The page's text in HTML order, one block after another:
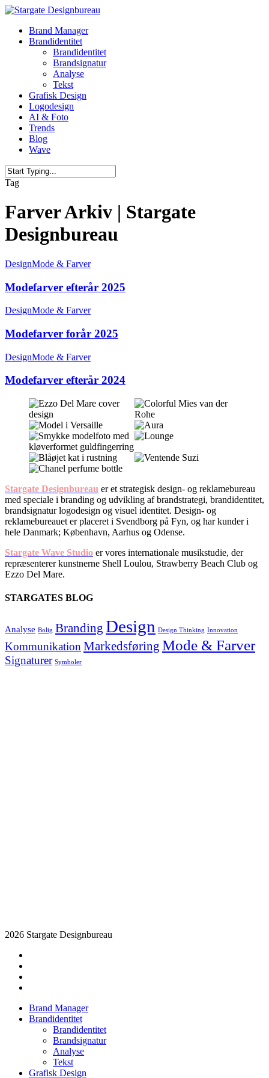
Skip
main
content
Menu
Brand Manager
Brandidentitet
Brandidentitet
Brandsignatur
Analyse
Tekst
Grafisk Design
Logodesign
AI & Foto
Trends
Blog
Wave
Close
Tag
Farver Arkiv | Stargate
Designbureau
DesignMode & Farver
Modefarver efterår 2025
DesignMode & Farver
Modefarver forår 2025
DesignMode & Farver
Modefarver efterår 2024
Stargate Designbureau er et strategisk design- og reklamebureau
med speciale i branding og udvikling af brandstrategi, brandidentitet,
brandsignatur logodesign og visuel identitet. Design- og
reklamebureauet er placeret i Svendborg på Fyn, og har kunder i
hele Danmark; København, Aarhus og Odense.
Stargate Wave Studio er vores internationale musikstudie, der
repræsenterer kunstnerne Shell Loulou, Strawberry Beach Club og
Ezzo Del Mare.
STARGATES BLOG
Analyse Bolig Branding Design Design Thinking Innovation
Kommunikation Markedsføring Mode & Farver
Signaturer Symboler
2026 Stargate Designbureau
Close
Menu
Brand Manager
Brandidentitet
Brandidentitet
Brandsignatur
Analyse
Tekst
Grafisk Design